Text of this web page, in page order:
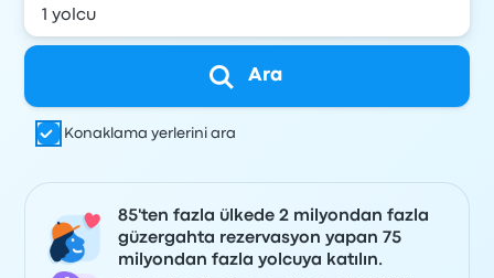
Ara
Konaklama yerlerini ara
85'ten fazla ülkede 2 milyondan fazla
güzergahta rezervasyon yapan 75
milyondan fazla yolcuya katılın.